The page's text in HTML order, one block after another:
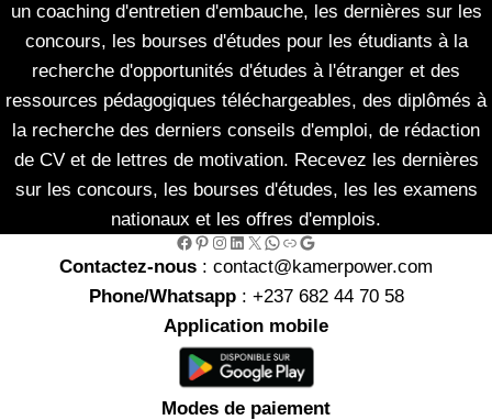
un coaching d'entretien d'embauche, les dernières sur les
concours, les bourses d'études pour les étudiants à la
recherche d'opportunités d'études à l'étranger et des
ressources pédagogiques téléchargeables, des diplômés à
la recherche des derniers conseils d'emploi, de rédaction
de CV et de lettres de motivation. Recevez les dernières
sur les concours, les bourses d'études, les les examens
nationaux et les offres d'emplois.
Facebook Pinterest Instagram LinkedIn X WhatsApp Link Google
Contactez-nous : contact@kamerpower.com
Phone/Whatsapp: +237 682 44 70 58
Application mobile
Modes de paiement